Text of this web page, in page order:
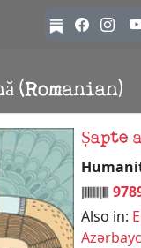
(Romanian)
Șapte
Also in: